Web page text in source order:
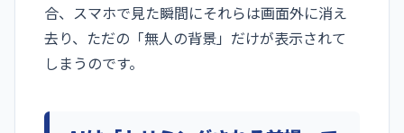
合、スマホで見た瞬間にそれらは画面外に消え
去り、ただの「無人の背景」だけが表示されて
しまうのです。